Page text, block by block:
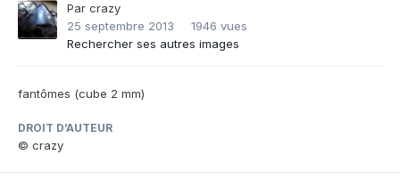
Par crazy
25 septembre 2013
1946 vues
Rechercher ses autres images
fantômes (cube 2 mm)
DROIT D’AUTEUR
© crazy